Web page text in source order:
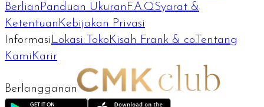
Berlian Panduan Ukuran F.A.QSyarat &
Ketentuan Kebijakan Privasi
Informasi Lokasi Toko Kisah Frank & co.Tentang
Kami Karir
Berlangganan